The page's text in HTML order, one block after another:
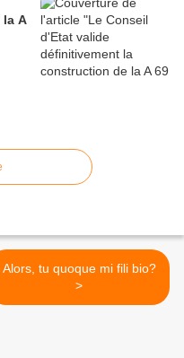
A
Alors, tu quoque mi fili bio?
>